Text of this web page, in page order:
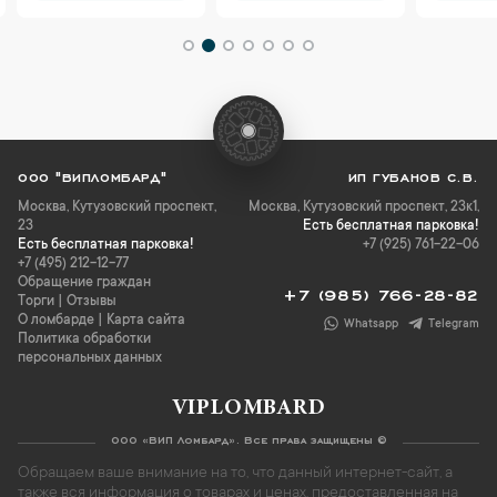
ООО "ВИПЛОМБАРД"
Москва, Кутузовский проспект,
23
Есть бесплатная парковка!
+7 (495) 212-12-77
Обращение граждан
Торги
Отзывы
О ломбарде
Карта сайта
Политика обработки
персональных данных
ИП ГУБАНОВ С.В.
Москва, Кутузовский проспект, 23к1,
Есть бесплатная парковка!
+7 (925) 761-22-06
+7 (985) 766-28-82
Whatsapp Telegram
VIPLOMBARD
ООО «ВИП Ломбард». Все права защищены ©
Обращаем ваше внимание на то, что данный интернет-сайт, а